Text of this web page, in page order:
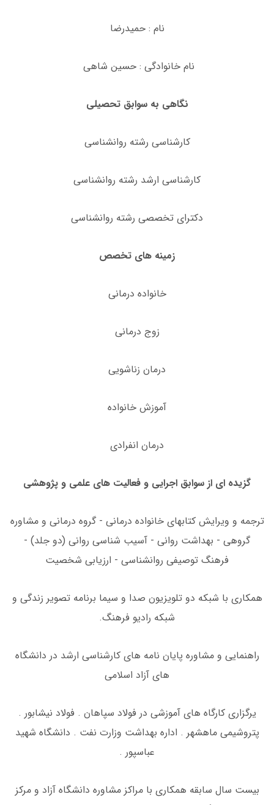
نام : حمیدرضا
نام خانوادگی : حسین شاهی
نگاهی به سوابق تحصیلی
کارشناسی رشته روانشناسی
کارشناسی ارشد رشته روانشناسی
دکترای تخصصی رشته روانشناسی
زمینه های تخصص
خانواده درمانی
زوج درمانی
درمان زناشویی
آموزش خانواده
درمان انفرادی
گزیده ای از سوابق اجرایی و فعالیت های علمی و پژوهشی
ترجمه و ویرایش کتابهای خانواده درمانی - گروه درمانی و مشاوره
گروهی - بهداشت روانی - آسیب شناسی روانی (دو جلد) -
فرهنگ توصیفی روانشناسی - ارزیابی شخصیت
همکاری با شبکه دو تلویزیون صدا و سیما برنامه تصویر زندگی و
شبکه رادیو فرهنگ.
راهنمایی و مشاوره پایان نامه های کارشناسی ارشد در دانشگاه
های آزاد اسلامی
یرگزاری کارگاه های آموزشی در فولاد سپاهان . فولاد نیشابور .
پتروشیمی ماهشهر . اداره بهداشت وزارت نفت . دانشگاه شهید
عباسپور .
بیست سال سابقه همکاری با مراکز مشاوره دانشگاه آزاد و مرکز